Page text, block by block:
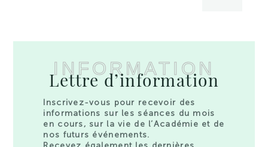
INFORMATION
Lettre d’information
Inscrivez-vous pour recevoir des
informations sur les séances du mois
en cours, sur la vie de l’Académie et de
nos futurs événements.